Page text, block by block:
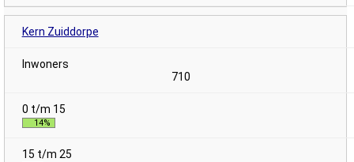
Kern Zuiddorpe
710
14%